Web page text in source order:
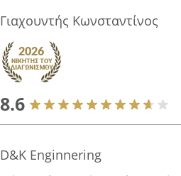
Γιαχουντής Κωνσταντίνος
8.6
D&K Enginnering